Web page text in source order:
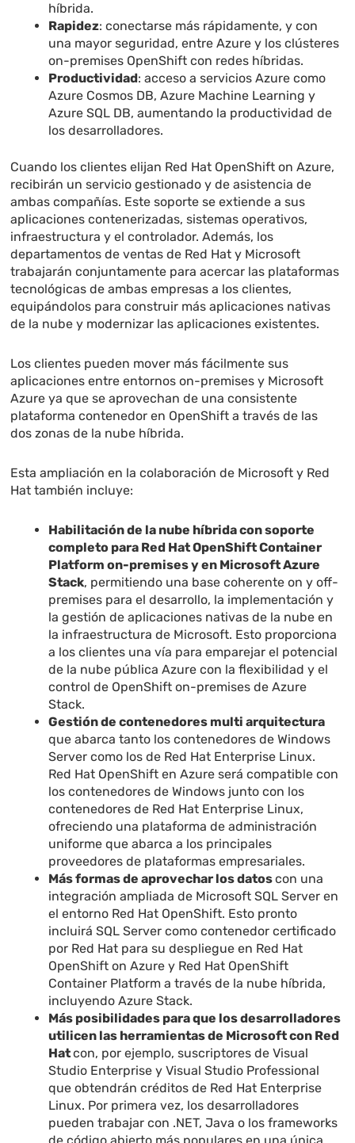
híbrida.
Rapidez: conectarse más rápidamente, y con
una mayor seguridad, entre Azure y los clústeres
on-premises OpenShift con redes híbridas.
Productividad: acceso a servicios Azure como
Azure Cosmos DB, Azure Machine Learning y
Azure SQL DB, aumentando la productividad de
los desarrolladores.
Cuando los clientes elijan Red Hat OpenShift on Azure,
recibirán un servicio gestionado y de asistencia de
ambas compañías. Este soporte se extiende a sus
aplicaciones contenerizadas, sistemas operativos,
infraestructura y el controlador. Además, los
departamentos de ventas de Red Hat y Microsoft
trabajarán conjuntamente para acercar las plataformas
tecnológicas de ambas empresas a los clientes,
equipándolos para construir más aplicaciones nativas
de la nube y modernizar las aplicaciones existentes.
Los clientes pueden mover más fácilmente sus
aplicaciones entre entornos on-premises y Microsoft
Azure ya que se aprovechan de una consistente
plataforma contenedor en OpenShift a través de las
dos zonas de la nube híbrida.
Esta ampliación en la colaboración de Microsoft y Red
Hat también incluye:
Habilitación de la nube híbrida con soporte
completo para Red Hat OpenShift Container
Platform on-premises y en Microsoft Azure
Stack, permitiendo una base coherente on y off-
premises para el desarrollo, la implementación y
la gestión de aplicaciones nativas de la nube en
la infraestructura de Microsoft. Esto proporciona
a los clientes una vía para emparejar el potencial
de la nube pública Azure con la flexibilidad y el
control de OpenShift on-premises de Azure
Stack.
Gestión de contenedores multi arquitectura
que abarca tanto los contenedores de Windows
Server como los de Red Hat Enterprise Linux.
Red Hat OpenShift en Azure será compatible con
los contenedores de Windows junto con los
contenedores de Red Hat Enterprise Linux,
ofreciendo una plataforma de administración
uniforme que abarca a los principales
proveedores de plataformas empresariales.
Más formas de aprovechar los datoscon una
integración ampliada de Microsoft SQL Server en
el entorno Red Hat OpenShift. Esto pronto
incluirá SQL Server como contenedor certificado
por Red Hat para su despliegue en Red Hat
OpenShift on Azure y Red Hat OpenShift
Container Platform a través de la nube híbrida,
incluyendo Azure Stack.
Más posibilidades para que los desarrolladores
utilicen las herramientas de Microsoft con Red
Hatcon, por ejemplo, suscriptores de Visual
Studio Enterprise y Visual Studio Professional
que obtendrán créditos de Red Hat Enterprise
Linux. Por primera vez, los desarrolladores
pueden trabajar con .NET, Java o los frameworks